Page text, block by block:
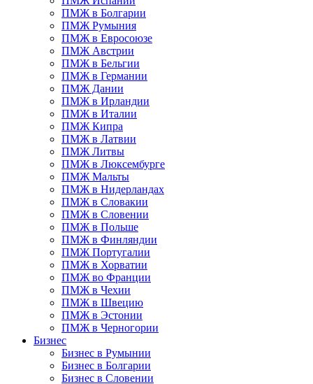
ПМЖ в Болгарии
ПМЖ Румыния
ПМЖ в Евросоюзе
ПМЖ Австрии
ПМЖ в Бельгии
ПМЖ в Германии
ПМЖ Дании
ПМЖ в Ирландии
ПМЖ в Италии
ПМЖ Кипра
ПМЖ в Латвии
ПМЖ Литвы
ПМЖ в Люксембурге
ПМЖ Мальты
ПМЖ в Нидерландах
ПМЖ в Словакии
ПМЖ в Словении
ПМЖ в Польше
ПМЖ в Финляндии
ПМЖ Португалии
ПМЖ в Хорватии
ПМЖ во Франции
ПМЖ в Чехии
ПМЖ в Швецию
ПМЖ в Эстонии
ПМЖ в Черногории
Бизнес
Бизнес в Румынии
Бизнес в Болгарии
Бизнес в Словении